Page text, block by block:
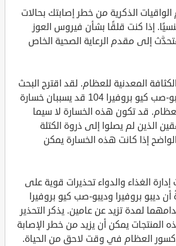
الذكرية من خطر إصابتك بحالات
إذا كنت قلقًا بشأن فيروس العوز
إلى مقدم الرعاية الصحية الخاص
المعدنية للعظام. لقد اقترح البحث
أن ديبو بروفيرا وديبو-صب كيو بروفيرا 104 قد يسببان خسارة
قد تكون هذه الخسارة لا سيما
الذين لم يصلوا إلى ذروة الكتلة
إذا كانت هذه الخسارة يمكن
الغذاء والدواء تحذيرات قوية على
ديبو بروفيرا وديبو-صب كيو بروفيرا
لمدة تزيد عن عامين. يذكر التحذير
المنتجات يمكن أن يزيد من خطر الإصابة
العظام في وقت لاحق من الحياة.